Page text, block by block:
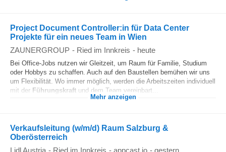
Project Document Controller:in für Data Center
Projekte für ein neues Team in Wien
ZAUNERGROUP - Ried im Innkreis - heute
Bei Office-Jobs nutzen wir Gleitzeit, um Raum für Familie, Studium
oder Hobbys zu schaffen. Auch auf den Baustellen bemühen wir uns
um Flexibilität. Wo immer möglich, werden die Arbeitszeiten individuell
mit der Führungskraft und dem Team vereinbart...
Mehr anzeigen
Verkaufsleitung (w/m/d) Raum Salzburg &
Oberösterreich
Lidl Austria - Ried im Innkreis - appcast.io - gestern